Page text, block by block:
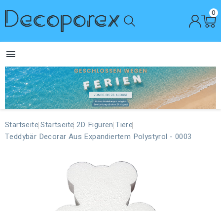
0

Startseite Startseite 2D Figuren Tiere
Teddybär Decorar Aus Expandiertem Polystyrol - 0003